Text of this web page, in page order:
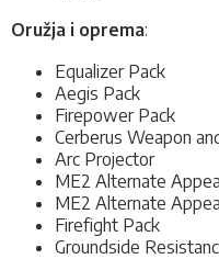
Oružja i oprema:
Equalizer Pack
Aegis Pack
Firepower Pack
Cerberus Weapon
Arc Projector
ME2 Alternate
ME2 Alternate
Firefight Pack
Groundside